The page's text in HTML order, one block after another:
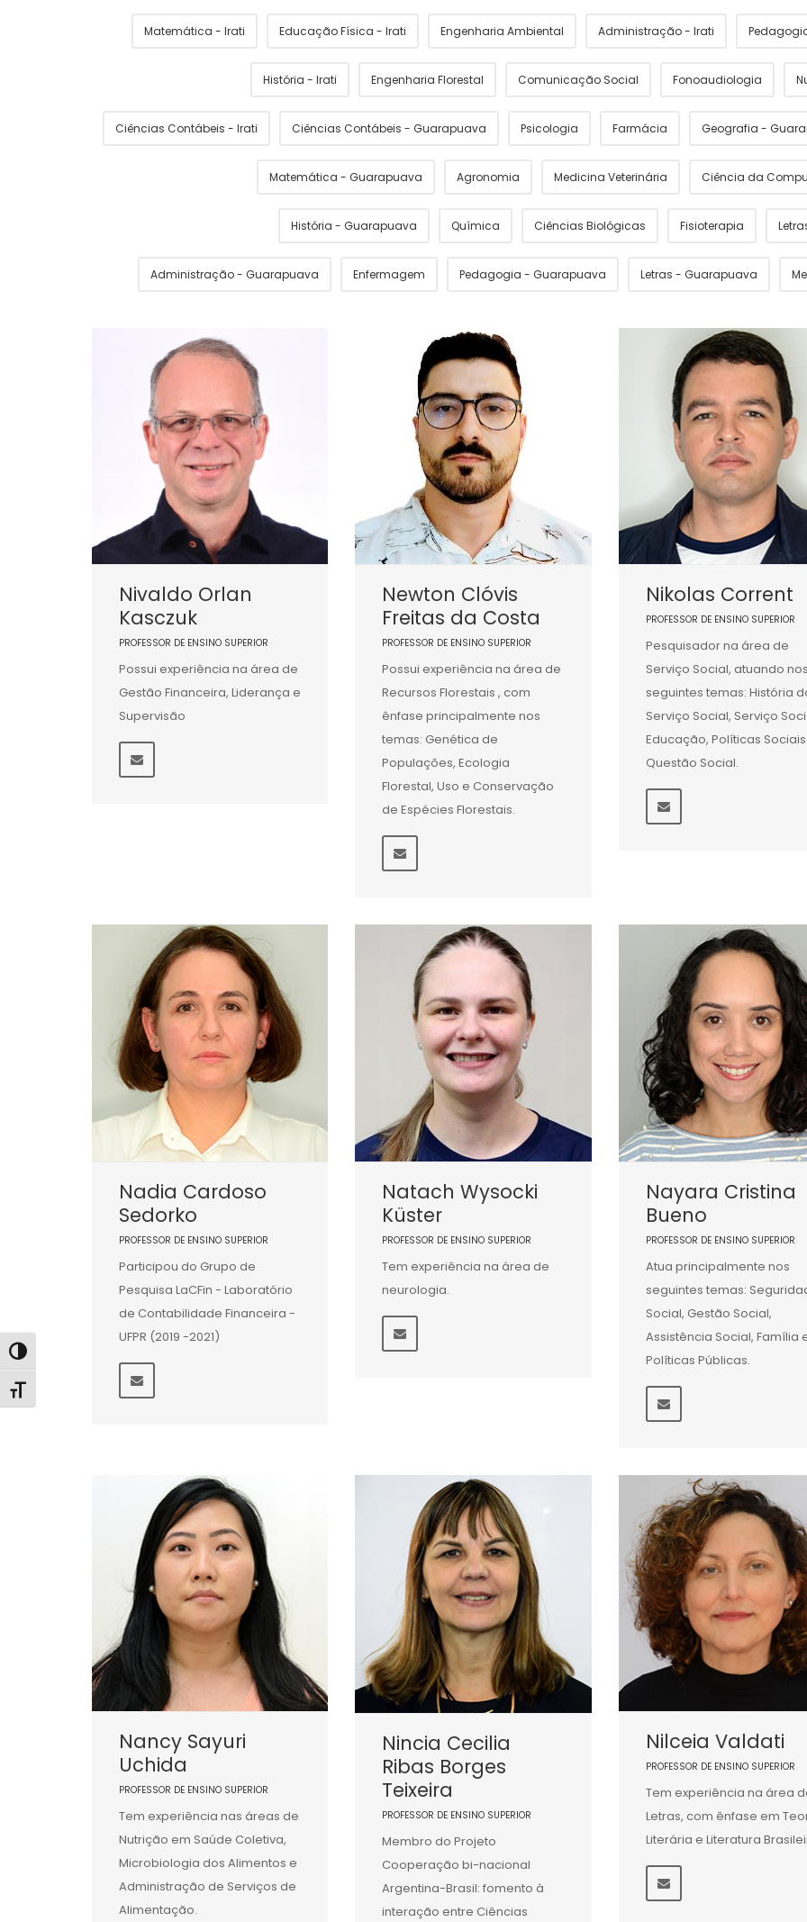
Alternar alto contraste
Alternar tamanho da fonte
Matemática - Irati Educação Física - Irati Engenharia Ambiental Administração - Irati
História - Irati Engenharia Florestal Comunicação Social Fonoaudiologia
Ciências Contábeis - Irati Ciências Contábeis - Guarapuava Psicologia Farmácia Geografia -
Matemática - Guarapuava Agronomia Medicina Veterinária Ciência da
História - Guarapuava Química Ciências Biológicas Fisioterapia
Administração - Guarapuava Enfermagem Pedagogia - Guarapuava Letras - Guarapuava
Nivaldo Orlan
Kasczuk
PROFESSOR DE ENSINO SUPERIOR
Possui experiência na área de
Gestão Financeira, Liderança e
Supervisão
Newton Clóvis
Freitas da Costa
PROFESSOR DE ENSINO SUPERIOR
Possui experiência na área de
Recursos Florestais , com
ênfase principalmente nos
temas: Genética de
Populações, Ecologia
Florestal, Uso e Conservação
de Espécies Florestais.
Nikolas Corrent
PROFESSOR DE ENSINO SUPERIOR
Pesquisador na área de
Serviço Social, atuando
seguintes temas: História
Serviço Social, Serviço
Educação, Políticas
Questão Social.
Nadia Cardoso
Sedorko
PROFESSOR DE ENSINO SUPERIOR
Participou do Grupo de
Pesquisa LaCFin - Laboratório
de Contabilidade Financeira -
UFPR (2019 -2021)
Natach Wysocki
Küster
PROFESSOR DE ENSINO SUPERIOR
Tem experiência na área de
neurologia.
Nayara Cristina
Bueno
PROFESSOR DE ENSINO SUPERIOR
Atua principalmente nos
seguintes temas:
Social, Gestão Social,
Assistência Social, Família
Políticas Públicas.
Nancy Sayuri
Uchida
PROFESSOR DE ENSINO SUPERIOR
Tem experiência nas áreas de
Nutrição em Saúde Coletiva,
Microbiologia dos Alimentos e
Administração de Serviços de
Alimentação.
Nincia Cecilia
Ribas Borges
Teixeira
PROFESSOR DE ENSINO SUPERIOR
Membro do Projeto
Cooperação bi-nacional
Argentina-Brasil: fomento à
interação entre Ciências
Nilceia Valdati
PROFESSOR DE ENSINO SUPERIOR
Tem experiência na área
Letras, com ênfase em
Literária e Literatura